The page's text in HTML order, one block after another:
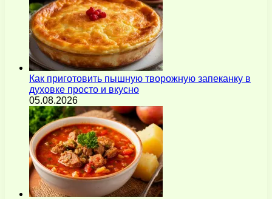
Как приготовить пышную творожную запеканку в
духовке просто и вкусно
05.08.2026